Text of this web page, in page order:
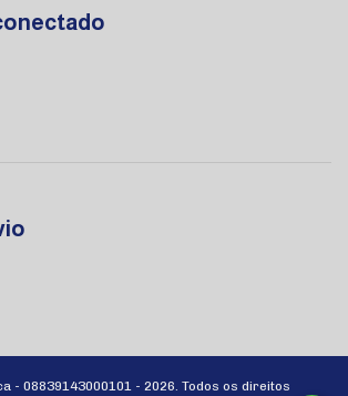
- 08839143000101 - 2026. Todos os direitos